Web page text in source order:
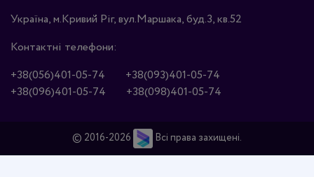
Україна, м.Кривий Ріг, вул.Маршака, буд.3, кв.52
Контактні телефони:
+38(056)401-05-74
+38(093)401-05-74
+38(096)401-05-74
+38(098)401-05-74
© 2016-2026 Всі права захищені.